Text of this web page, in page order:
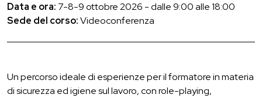
Data e ora: 7-8-9 ottobre 2026 - dalle 9:00 alle 18:00
Sede del corso:Videoconferenza
Un percorso ideale di esperienze per il formatore in materia
di sicurezza ed igiene sul lavoro, con role-playing,